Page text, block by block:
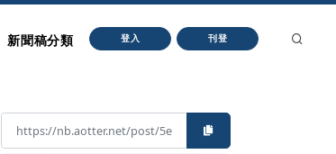
新聞稿分類 登入 刊登